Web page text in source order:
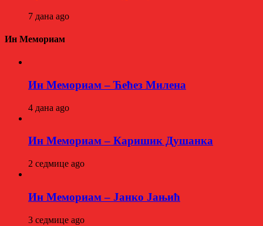
7 дана ago
Ин Мемориам
Ин Мемориам – Ћећез Милена
4 дана ago
Ин Мемориам – Каришик Душанка
2 седмице ago
Ин Мемориам – Јанко Јањић
3 седмице ago